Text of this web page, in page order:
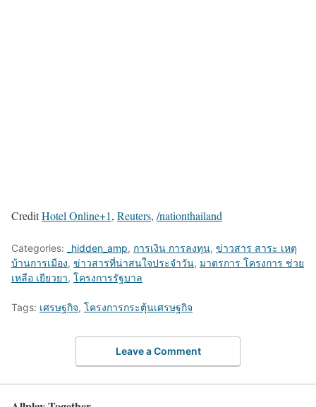
CreditHotel Online+1, Reuters, /nationthailand
Categories: _hidden_amp, การเงิน การลงทุน, ข่าวสาร สาระ เหตุ
บ้านการเมือง, ข่าวสารที่น่าสนใจประจำวัน, มาตรการ โครงการ ช่วย
เหลือ เยียวยา, โครงการรัฐบาล
Tags: เศรษฐกิจ, โครงการกระตุ้นเศรษฐกิจ
Leave a Comment